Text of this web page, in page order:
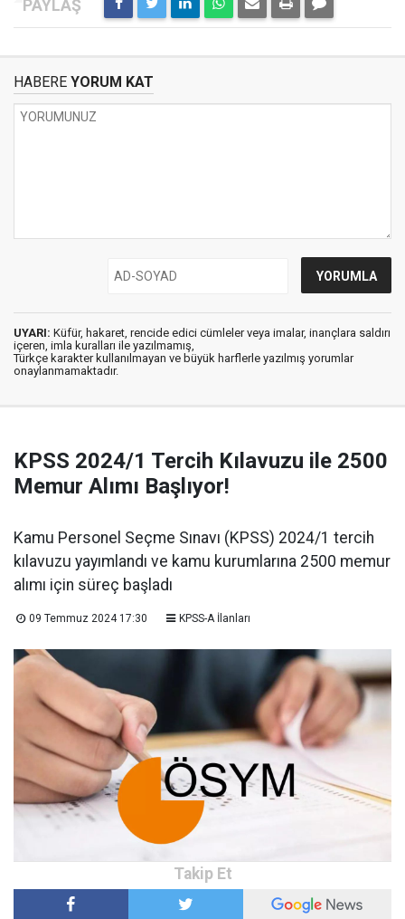
HABERE YORUM KAT
UYARI: Küfür, hakaret, rencide edici cümleler veya imalar, inançlara saldırı
içeren, imla kuralları ile yazılmamış,
Türkçe karakter kullanılmayan ve büyük harflerle yazılmış yorumlar
onaylanmamaktadır.
KPSS 2024/1 Tercih Kılavuzu ile 2500
Memur Alımı Başlıyor!
Kamu Personel Seçme Sınavı (KPSS) 2024/1 tercih
kılavuzu yayımlandı ve kamu kurumlarına 2500 memur
alımı için süreç başladı
09 Temmuz 2024 17:30 KPSS-A İlanları